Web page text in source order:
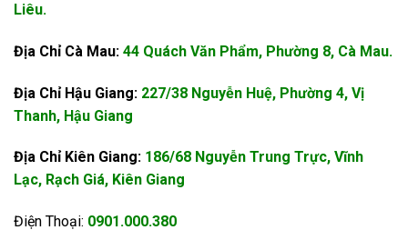
Liêu.
Địa Chỉ Cà Mau: 44 Quách Văn Phẩm, Phường 8, Cà Mau.
Địa Chỉ Hậu Giang: 227/38 Nguyễn Huệ, Phường 4, Vị
Thanh, Hậu Giang
Địa Chỉ Kiên Giang: 186/68 Nguyễn Trung Trực, Vĩnh
Lạc, Rạch Giá, Kiên Giang
Điện Thoại: 0901.000.380